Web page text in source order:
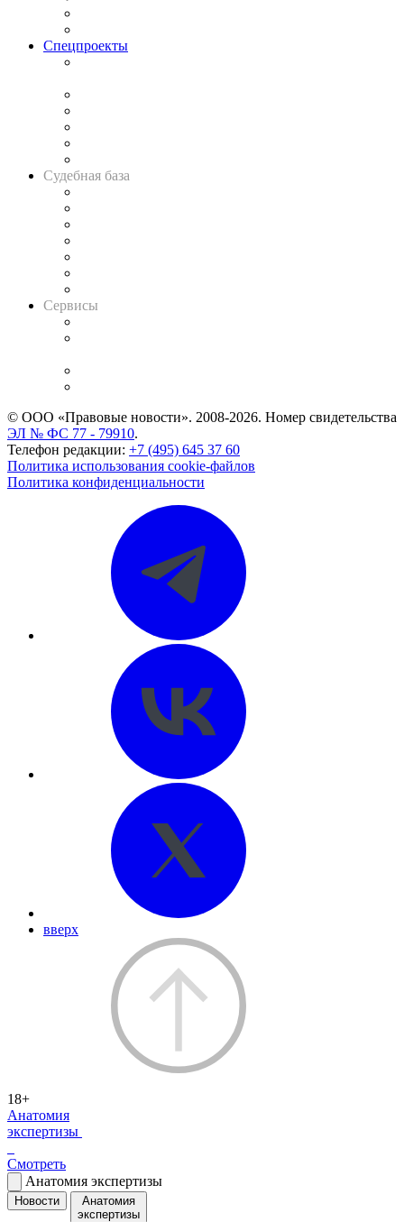
Спецпроекты
Судебная база
Сервисы
© ООО «Правовые новости». 2008-2026. Номер свидетельства
ЭЛ № ФС 77 - 79910.
Телефон редакции: +7 (495) 645 37 60
Политика использования cookie-файлов
Политика конфиденциальности
вверх
18+
Анатомия
экспертизы
Смотреть
Анатомия экспертизы
Новости
Анатомия
экспертизы